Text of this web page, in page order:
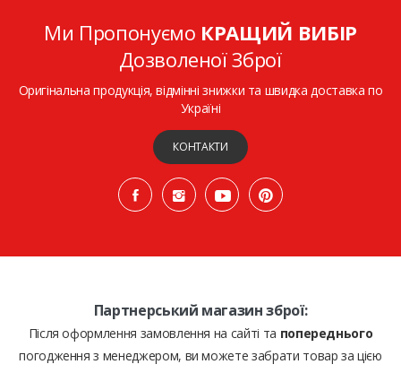
Ми Пропонуємо КРАЩИЙ ВИБІР
Дозволеної Зброї
Оригінальна продукція, відмінні знижки та швидка доставка по
Україні
КОНТАКТИ
Партнерський магазин зброї:
Після оформлення замовлення на сайті та попереднього
погодження з менеджером, ви можете забрати товар за цією